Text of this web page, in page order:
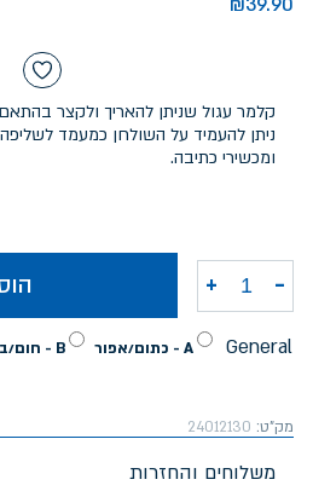
קלמר עגול שניתן להאריך ולקצר
ניתן להעמיד על השולחן כמעמד
ומכשירי כתיבה.
General A - כתום/אפור B - חום/בז'
- כמות של קלמר פופ אפ בנים אקספלור
+
מק"ט: 24012130
משלוחים והחזרות